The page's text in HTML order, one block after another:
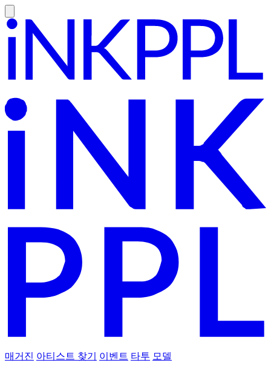
매거진 아티스트 찾기 이벤트 타투 모델